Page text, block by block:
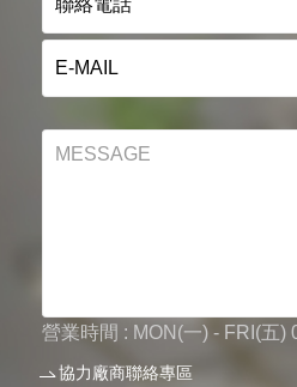
營業時間 : MON(一) - FRI(五)
協力廠商聯絡專區